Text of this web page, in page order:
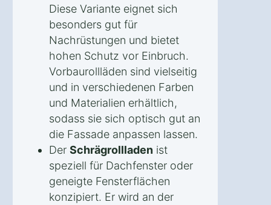
Diese Variante eignet sich
besonders gut für
Nachrüstungen und bietet
hohen Schutz vor Einbruch.
Vorbaurollläden sind vielseitig
und in verschiedenen Farben
und Materialien erhältlich,
sodass sie sich optisch gut an
die Fassade anpassen lassen.
Der Schrägrollladen ist
speziell für Dachfenster oder
geneigte Fensterflächen
konzipiert. Er wird an der